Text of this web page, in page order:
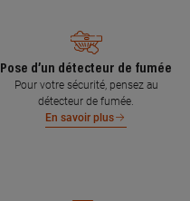
Pose d’un détecteur de fumée
Pour votre sécurité, pensez au
détecteur de fumée.
En savoir plus